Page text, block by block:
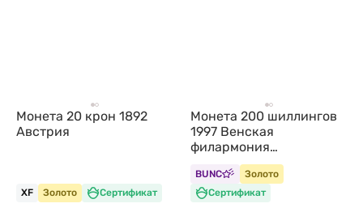
Монета 20 крон 1892
Австрия
XF Золото Сертификат
Монета 200 шиллингов
1997 Венская
филармония
(филармоникер)
Австрия
BUNC
Золото
Сертификат